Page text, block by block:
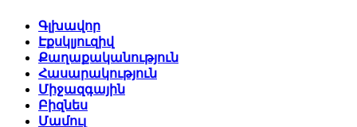
Գլխավոր
Էքսկլյուզիվ
Քաղաքականություն
Հասարակություն
Միջազգային
Բիզնես
Մամուլ